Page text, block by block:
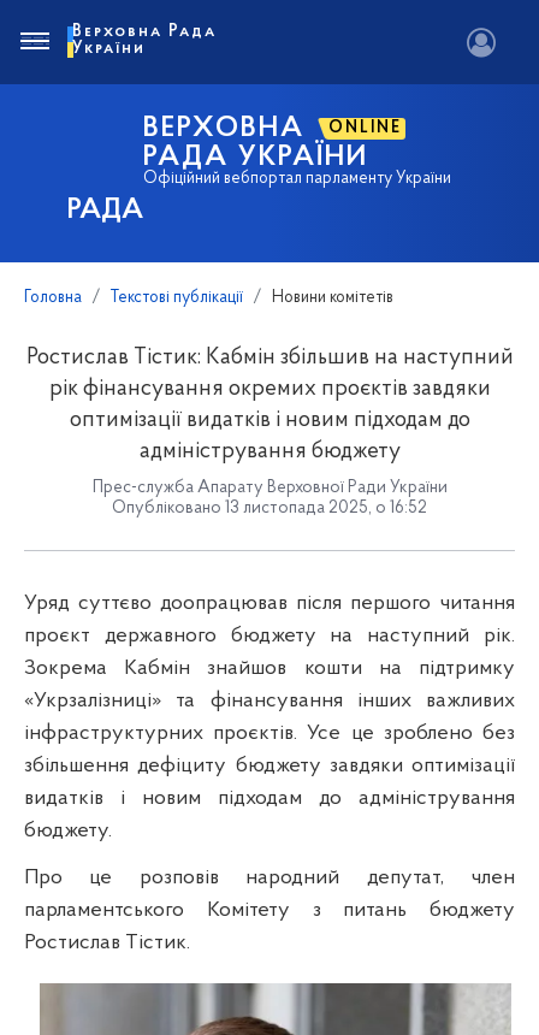
РАДА
ВЕРХОВНА ONLINE
РАДА УКРАЇНИ
Офіційний вебпортал парламенту України
Верховна Рада
України
Головна Текстові публікації Новини комітетів
Ростислав Тістик: Кабмін збільшив на наступний
рік фінансування окремих проєктів завдяки
оптимізації видатків і новим підходам до
адміністрування бюджету
Прес-служба Апарату Верховної Ради України
Опубліковано 13 листопада 2025, о 16:52
Уряд суттєво доопрацював після першого читання
проєкт державного бюджету на наступний рік.
Зокрема Кабмін знайшов кошти на підтримку
«Укрзалізниці» та фінансування інших важливих
інфраструктурних проєктів. Усе це зроблено без
збільшення дефіциту бюджету завдяки оптимізації
видатків і новим підходам до адміністрування
бюджету.
Про це розповів народний депутат, член
парламентського Комітету з питань бюджету
Ростислав Тістик.